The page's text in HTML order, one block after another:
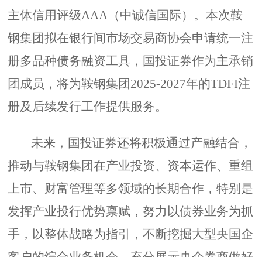
主体信用评级AAA（中诚信国际）。本次鞍
钢集团拟在银行间市场交易商协会申请统一注
册多品种债务融资工具，国投证券作为主承销
团成员，将为鞍钢集团2025-2027年的TDFI注
册及后续发行工作提供服务。
未来，国投证券还将积极通过产融结合，
推动与鞍钢集团在产业投资、资本运作、重组
上市、财富管理等多领域的长期合作，特别是
发挥产业投行优势禀赋，努力以债券业务为抓
手，以整体战略为指引，不断挖掘大型央国企